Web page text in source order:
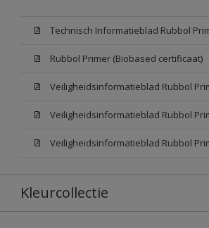
Rubbol Primer (Biobased certificaat)
Kleurcollectie